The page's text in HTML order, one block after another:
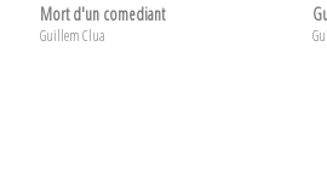
Mort d'un comediant
Guillem Clua